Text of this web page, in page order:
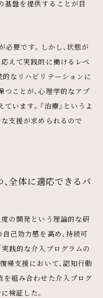
基盤を提供することが目
必要です。しかし、状態が
えて実践的に働けるレベ
なリハビリテーションに
ことが、心理学的なアプ
います。『治療』というよ
支援が求められるので
全体に適応できるパ
の開発という理論的な研
己効力感を高め、持続可
践的な介入プログラムの
帰支援において、認知行動
を組み合わせた介入プログ
検証した。